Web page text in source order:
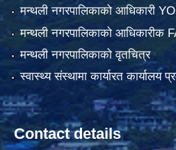
मन्थली नगरपालिकाको आधिकारी
मन्थली नगरपालिकाको आधिकारीक
मन्थली नगरपालिकाको वृतचित्र
स्वास्थ्य संस्थामा कार्यारत कार्यालय
Contact details